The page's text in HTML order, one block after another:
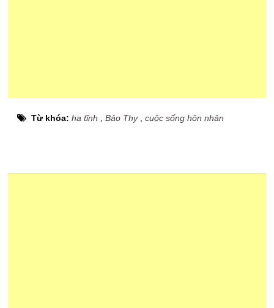
Từ khóa:ha tĩnh ,Bảo Thy,cuộc sống hôn nhân